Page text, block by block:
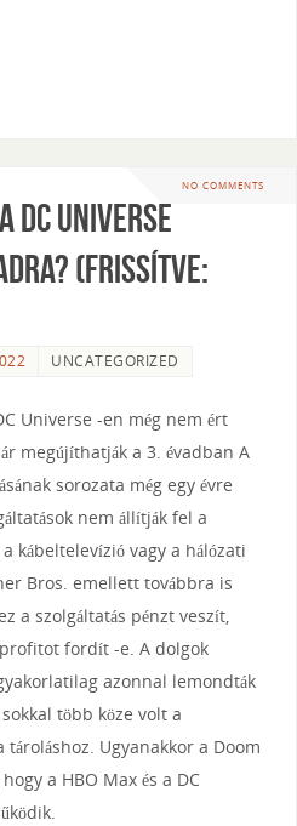
NO COMMENTS
Universe
(Frissítve:
UNCATEGORIZED
Universe -en még nem ért
megújíthatják a 3. évadban A
sorozata még egy évre
nem állítják fel a
kábeltelevízió vagy a hálózati
Bros. emellett továbbra is
a szolgáltatás pénzt veszít,
fordít -e. A dolgok
azonnal lemondták
több köze volt a
Ugyanakkor a Doom
a HBO Max és a DC